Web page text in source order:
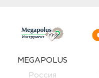
MEGAPOLUS
Россия